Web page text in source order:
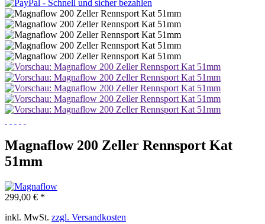
Magnaflow 200 Zeller Rennsport Kat
51mm
299,00 € *
inkl. MwSt. zzgl. Versandkosten